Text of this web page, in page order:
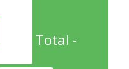
Total -